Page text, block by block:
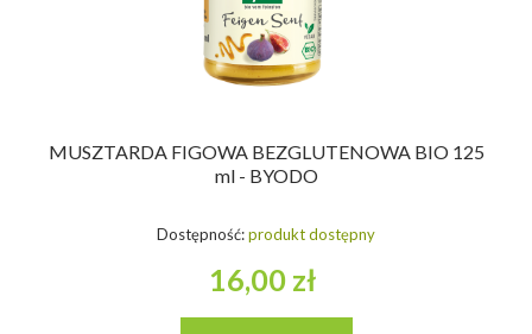
MUSZTARDA FIGOWA BEZGLUTENOWA BIO 125
ml - BYODO
Dostępność:produkt dostępny
16,00 zł